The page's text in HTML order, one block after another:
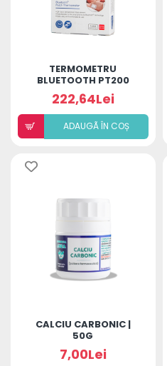
TERMOMETRU
BLUETOOTH PT200
MICROLIFE
222,64Lei
ADAUGÃ ÎN COȘ
CALCIU CARBONIC |
50G
7,00Lei